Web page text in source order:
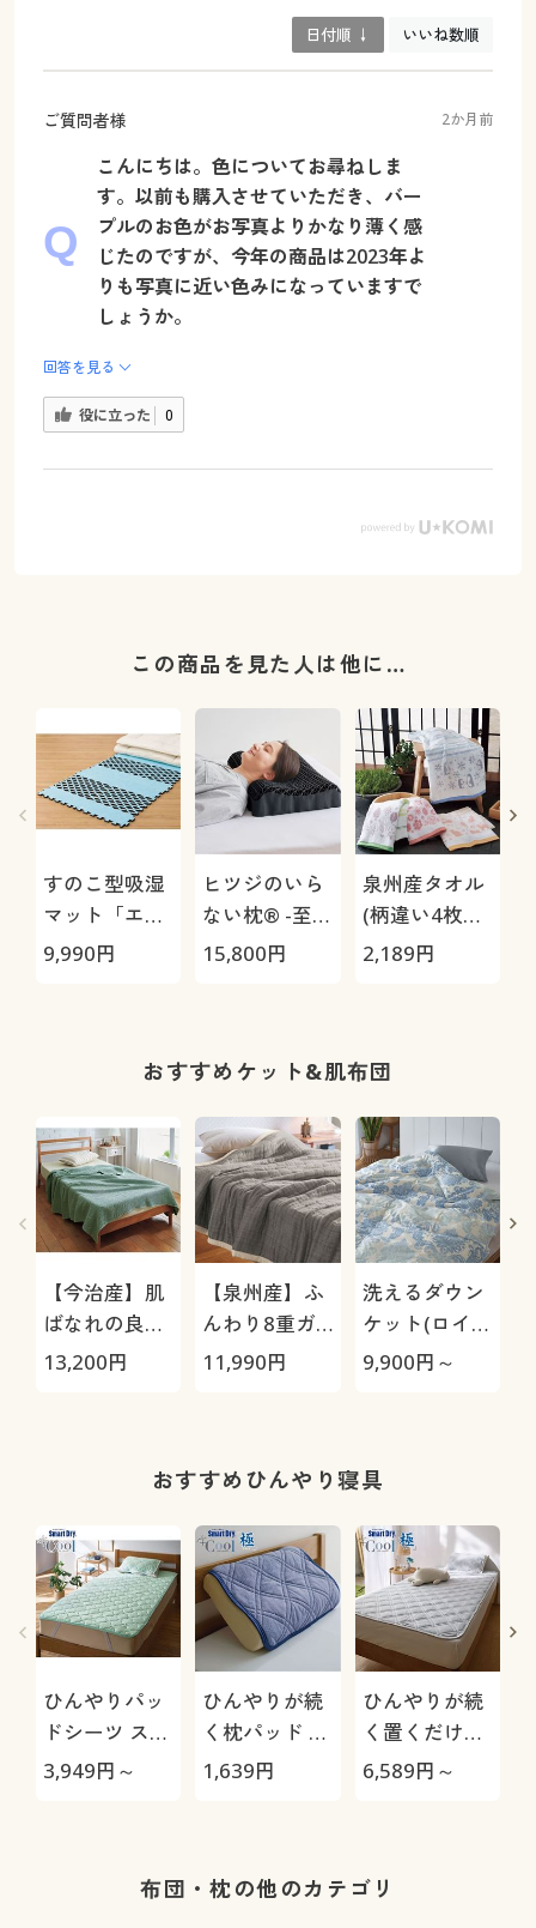
日付順 ↓ いいね数順
ご質問者様 2か月前
こんにちは。色についてお尋ねしま
す。以前も購入させていただき、バー
プルのお色がお写真よりかなり薄く感
じたのですが、今年の商品は2023年よ
りも写真に近い色みになっていますで
しょうか。
回答を見る
役に立った 0
この商品を見た人は他に…
すのこ型吸湿
マット「エア
ージョブ®」
9,990円
ヒツジのいら
ない枕® -至
極-
15,800円
泉州産タオル
(柄違い4枚
組・軽くて使
2,189円
おすすめケット&肌布団
【今治産】肌
ばなれの良い
ワッフルケッ
13,200円
【泉州産】ふ
んわり8重ガ
ーゼケット
11,990円
洗えるダウン
ケット(ロイヤ
ルゴールド)
9,900円～
おすすめひんやり寝具
ひんやりパッ
ドシーツ スマ
ートドライ®
3,949円～
ひんやりが続
く枕パッド ス
マートドライ
1,639円
ひんやりが続
く置くだけパ
ッドシーツ ス
6,589円～
布団・枕の他のカテゴリ